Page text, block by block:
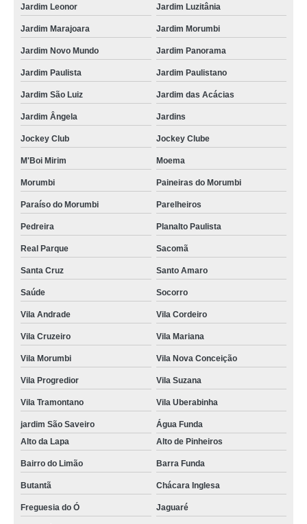
Jardim Leonor Jardim Luzitânia
Jardim Marajoara Jardim Morumbi
Jardim Novo Mundo Jardim Panorama
Jardim Paulista Jardim Paulistano
Jardim São Luiz Jardim das Acácias
Jardim Ângela Jardins
Jockey Club Jockey Clube
M'Boi Mirim Moema
Morumbi Paineiras do Morumbi
Paraíso do Morumbi Parelheiros
Pedreira Planalto Paulista
Real Parque Sacomã
Santa Cruz Santo Amaro
Saúde Socorro
Vila Andrade Vila Cordeiro
Vila Cruzeiro Vila Mariana
Vila Morumbi Vila Nova Conceição
Vila Progredior Vila Suzana
Vila Tramontano Vila Uberabinha
jardim São Saveiro
Água Funda
Alto da Lapa
Alto de Pinheiros
Bairro do Limão Barra Funda
Butantã Chácara Inglesa
Freguesia do Ó Jaguaré